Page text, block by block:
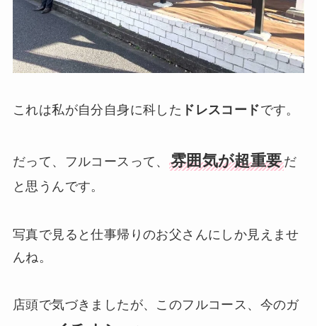
これは私が自分自身に科した ドレスコードです。
だって、フルコースって、 雰囲気が超重要だ
と思うんです。
写真で見ると仕事帰りのお父さんにしか見えませ
んね。
店頭で気づきましたが、このフルコース、今のガ